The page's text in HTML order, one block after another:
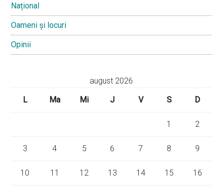
Național
Oameni și locuri
Opinii
august 2026
L
Ma Mi J V S D
1 2
3 4 5 6 7 8 9
10 11 12 13 14 15 16